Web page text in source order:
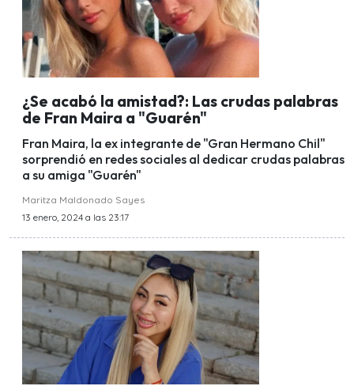
¿Se acabó la amistad?: Las crudas palabras
de Fran Maira a "Guarén"
Fran Maira, la ex integrante de "Gran Hermano Chil"
sorprendió en redes sociales al dedicar crudas palabras
a su amiga "Guarén"
Maritza Maldonado Sayes
13 enero, 2024 a las 23:17